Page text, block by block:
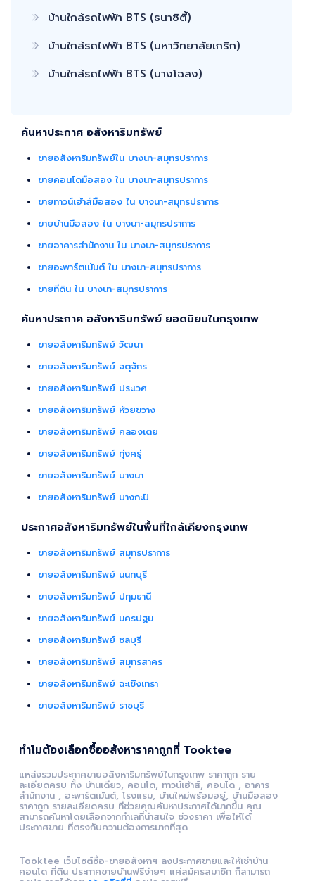
บ้านใกล้รถไฟฟ้า BTS (ธนาซิตี้)
บ้านใกล้รถไฟฟ้า BTS (มหาวิทยาลัยเกริก)
บ้านใกล้รถไฟฟ้า BTS (บางโฉลง)
ค้นหาประกาศ อสังหาริมทรัพย์
ขายอสังหาริมทรัพย์ใน บางนา-สมุทรปราการ
ขายคอนโดมือสอง ใน บางนา-สมุทรปราการ
ขายทาวน์เฮ้าส์มือสอง ใน บางนา-สมุทรปราการ
ขายบ้านมือสอง ใน บางนา-สมุทรปราการ
ขายอาคารสำนักงาน ใน บางนา-สมุทรปราการ
ขายอะพาร์ตเม้นต์ ใน บางนา-สมุทรปราการ
ขายที่ดิน ใน บางนา-สมุทรปราการ
ค้นหาประกาศ อสังหาริมทรัพย์ ยอดนิยมในกรุงเทพ
ขายอสังหาริมทรัพย์ วัฒนา
ขายอสังหาริมทรัพย์ จตุจักร
ขายอสังหาริมทรัพย์ ประเวศ
ขายอสังหาริมทรัพย์ ห้วยขวาง
ขายอสังหาริมทรัพย์ คลองเตย
ขายอสังหาริมทรัพย์ ทุ่งครุ่
ขายอสังหาริมทรัพย์ บางนา
ขายอสังหาริมทรัพย์ บางกะปิ
ประกาศอสังหาริมทรัพย์ในพื้นที่ใกล้เคียงกรุงเทพ
ขายอสังหาริมทรัพย์ สมุทรปราการ
ขายอสังหาริมทรัพย์ นนทบุรี
ขายอสังหาริมทรัพย์ ปทุมธานี
ขายอสังหาริมทรัพย์ นครปฐม
ขายอสังหาริมทรัพย์ ชลบุรี
ขายอสังหาริมทรัพย์ สมุทรสาคร
ขายอสังหาริมทรัพย์ ฉะเชิงเทรา
ขายอสังหาริมทรัพย์ ราชบุรี
ทำไมต้องเลือกซื้ออสังหาราคาถูกที่ Tooktee
แหล่งรวมประกาศขายอสังหาริมทรัพย์ในกรุงเทพ ราคาถูก ราย
ละเอียดครบ ทั้ง บ้านเดี่ยว, คอนโด, ทาวน์เฮ้าส์, คอนโด , อาคาร
สำนักงาน , อะพาร์ตเม้นต์, โรงแรม, บ้านใหม่พร้อมอยู่, บ้านมือสอง
ราคาถูก รายละเอียดครบ ที่ช่วยคุณค้นหาประกาศได้มากขึ้น คุณ
สามารถค้นหาโดยเลือกจากทำเลที่น่าสนใจ ช่วงราคา เพื่อให้ได้
ประกาศขาย ที่ตรงกับความต้องการมากที่สุด
Tooktee เว็บไซต์ซื้อ-ขายอสังหาฯ ลงประกาศขายและให้เช่าบ้าน
คอนโด ที่ดิน ประกาศขายบ้านฟรีง่ายๆ แค่สมัครสมาชิก ก็สามารถ